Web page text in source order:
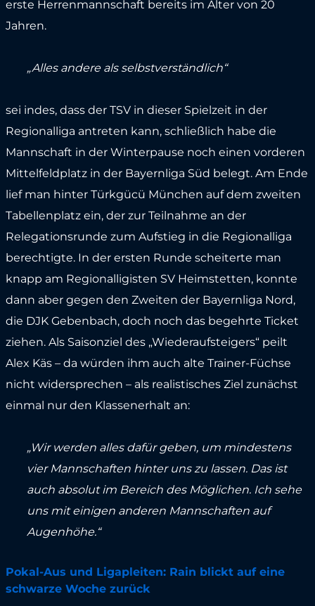
erste Herrenmannschaft bereits im Alter von 20
Jahren.
„Alles andere als selbstverständlich“
sei indes, dass der TSV in dieser Spielzeit in der
Regionalliga antreten kann, schließlich habe die
Mannschaft in der Winterpause noch einen vorderen
Mittelfeldplatz in der Bayernliga Süd belegt. Am Ende
lief man hinter Türkgücü München auf dem zweiten
Tabellenplatz ein, der zur Teilnahme an der
Relegationsrunde zum Aufstieg in die Regionalliga
berechtigte. In der ersten Runde scheiterte man
knapp am Regionalligisten SV Heimstetten, konnte
dann aber gegen den Zweiten der Bayernliga Nord,
die DJK Gebenbach, doch noch das begehrte Ticket
ziehen. Als Saisonziel des „Wiederaufsteigers“ peilt
Alex Käs – da würden ihm auch alte Trainer-Füchse
nicht widersprechen – als realistisches Ziel zunächst
einmal nur den Klassenerhalt an:
„Wir werden alles dafür geben, um mindestens
vier Mannschaften hinter uns zu lassen. Das ist
auch absolut im Bereich des Möglichen. Ich sehe
uns mit einigen anderen Mannschaften auf
Augenhöhe.“
Pokal-Aus und Ligapleiten: Rain blickt auf eine
schwarze Woche zurück